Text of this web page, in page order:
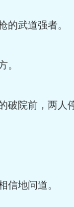
武道强者。
院前，两人停
地问道。